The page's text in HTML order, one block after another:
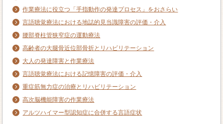
作業療法に役立つ「手指動作の発達プロセス」をおさらい
言語聴覚療法における地誌的見当識障害の評価・介入
腰部脊柱管狭窄症の運動療法
高齢者の大腿骨近位部骨折とリハビリテーション
大人の発達障害と作業療法
言語聴覚療法における記憶障害の評価・介入
重症筋無力症の治療とリハビリテーション
高次脳機能障害の作業療法
アルツハイマー型認知症に合併する言語症状